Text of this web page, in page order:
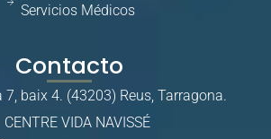
Servicios Médicos
Contacto
7, baix 4. (43203) Reus, Tarragona.
CENTRE VIDA NAVISSÉ